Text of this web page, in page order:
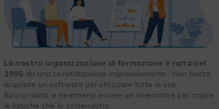
La nostra organizzazione di formazione è nata nel
1995 da una constatazione impressionante : non basta
acquisire un software per utilizzare tutte le sue
funzionalità, e nemmeno essere un ricercatore per capire
le logiche che lo sottendono.